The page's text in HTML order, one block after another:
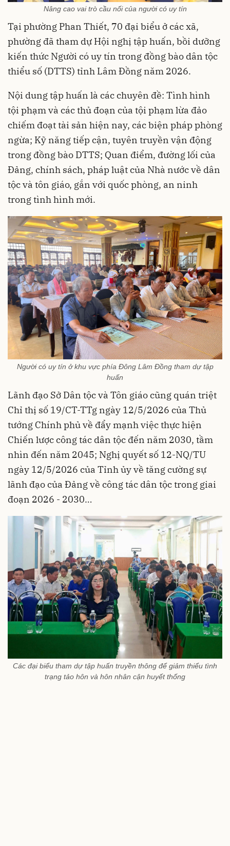
Nâng cao vai trò cầu nối của người có uy tín
Tại phường Phan Thiết, 70 đại biểu ở các xã,
phường đã tham dự Hội nghị tập huấn, bồi dưỡng
kiến thức Người có uy tín trong đồng bào dân tộc
thiểu số (DTTS) tỉnh Lâm Đồng năm 2026.
Nội dung tập huấn là các chuyên đề: Tình hình
tội phạm và các thủ đoạn của tội phạm lừa đảo
chiếm đoạt tài sản hiện nay, các biện pháp phòng
ngừa; Kỹ năng tiếp cận, tuyên truyền vận động
trong đồng bào DTTS; Quan điểm, đường lối của
Đảng, chính sách, pháp luật của Nhà nước về dân
tộc và tôn giáo, gắn với quốc phòng, an ninh
trong tình hình mới.
Người có uy tín ở khu vực phía Đông Lâm Đồng tham dự tập
huấn
Lãnh đạo Sở Dân tộc và Tôn giáo cũng quán triệt
Chỉ thị số 19/CT-TTg ngày 12/5/2026 của Thủ
tướng Chính phủ về đẩy mạnh việc thực hiện
Chiến lược công tác dân tộc đến năm 2030, tầm
nhìn đến năm 2045; Nghị quyết số 12-NQ/TU
ngày 12/5/2026 của Tỉnh ủy về tăng cường sự
lãnh đạo của Đảng về công tác dân tộc trong giai
đoạn 2026 - 2030…
Các đại biểu tham dự tập huấn truyền thông để giảm thiểu tình
trạng tảo hôn và hôn nhân cận huyết thống